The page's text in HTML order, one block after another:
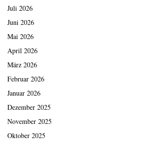
Juli 2026
Juni 2026
Mai 2026
April 2026
März 2026
Februar 2026
Januar 2026
Dezember 2025
November 2025
Oktober 2025